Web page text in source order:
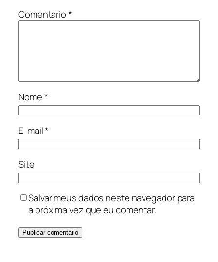
Comentário*
Nome*
E-mail*
Site
Salvar meus dados neste navegador para
a próxima vez que eu comentar.